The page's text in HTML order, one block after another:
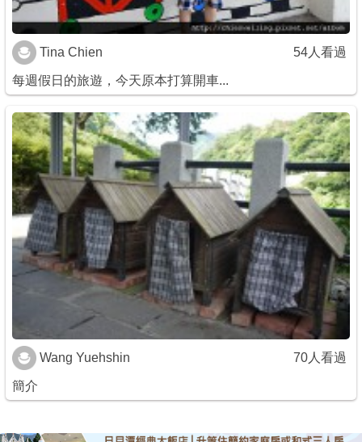
Tina Chien 54人看過
每週假日的旅遊，今天原本打算開車...
Wang Yuehshin 70人看過
簡介